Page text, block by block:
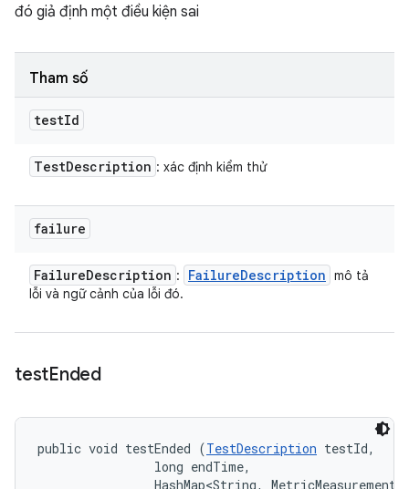
đó giả định một điều kiện sai
Tham số
testId
TestDescription : xác định kiểm thử
failure
FailureDescription : FailureDescription mô tả
lỗi và ngữ cảnh của lỗi đó.
testEnded
public void testEnded (TestDescription testId,
                long endTime,
HashMap<String,